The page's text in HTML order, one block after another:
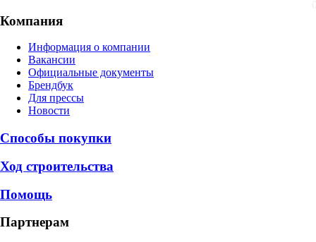
Компания
Информация о компании
Вакансии
Официальные документы
Брендбук
Для прессы
Новости
Способы покупки
Ход строительства
Помощь
Партнерам